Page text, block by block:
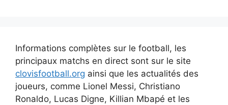
Informations complètes sur le football, les
principaux matchs en direct sont sur le site
clovisfootball.org ainsi que les actualités des
joueurs, comme Lionel Messi, Christiano
Ronaldo, Lucas Digne, Killian Mbapé et les